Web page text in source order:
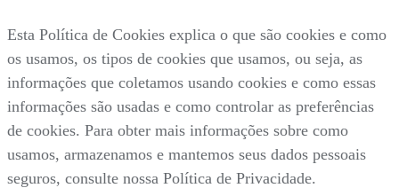
Esta Política de Cookies explica o que são cookies e como
os usamos, os tipos de cookies que usamos, ou seja, as
informações que coletamos usando cookies e como essas
informações são usadas e como controlar as preferências
de cookies. Para obter mais informações sobre como
usamos, armazenamos e mantemos seus dados pessoais
seguros, consulte nossa Política de Privacidade.